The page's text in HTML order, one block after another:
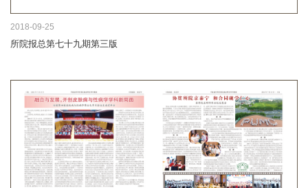
2018-09-25
所院报总第七十九期第三版